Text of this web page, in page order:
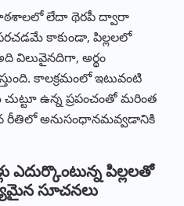
లేదా థెరపీ ద్వారా
కాకుండా, పిల్లలలో
విలువైనదిగా, అర్థం
కాలక్రమంలో ఇటువంటి
ఉన్న ప్రపంచంతో మరింత
రీతిలో అనుసంధానమవ్వడానికి
ఎదుర్కొంటున్న పిల్లలతో
సూచనలు